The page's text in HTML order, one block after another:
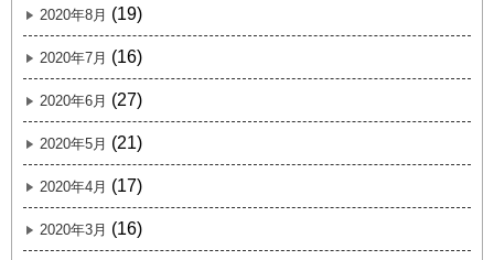
2020年8月 (19)
2020年7月 (16)
2020年6月 (27)
2020年5月 (21)
2020年4月 (17)
2020年3月 (16)